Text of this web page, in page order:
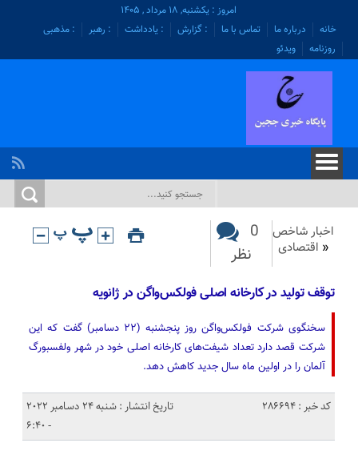
امروز : یکشنبه, ۱۸ مرداد , ۱۴۰۵
خانه
درباره ما تماس با ما : گزارش : یادداشت : رهبر
: مذهبی
روزنامه
ویدئو
اخبار شاخص
« اقتصادی
0
نظر
توقف تولید در کارخانه اصلی فولکس‌واگن در ژانویه
سخنگوی شرکت فولکس‌واگن روز پنجشنبه (۲۲ دسامبر) گفت که این
شرکت قصد دارد تعداد شیفت‌های کارخانه اصلی خود در شهر ولفسبورگ
آلمان را در اولین ماه سال جدید کاهش دهد.
کد خبر : 286694
تاریخ انتشار : شنبه 24 دسامبر 2022
- 6:40